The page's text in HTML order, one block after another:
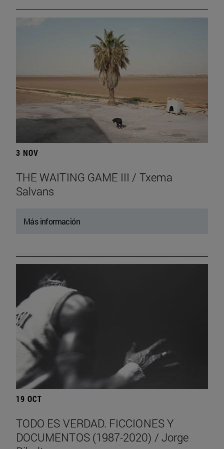
3 NOV
THE WAITING GAME III / Txema
Salvans
Más información
19 OCT
TODO ES VERDAD. FICCIONES Y
DOCUMENTOS (1987-2020) / Jorge